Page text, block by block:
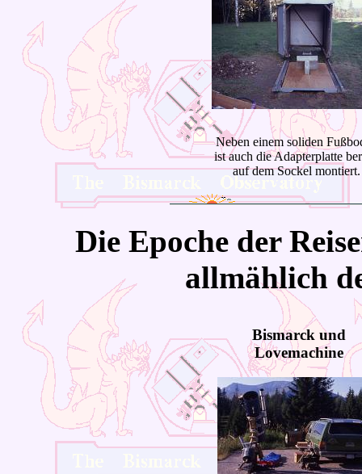
Neben einem soliden
ist auch die Adapterplatte
auf dem Sockel montiert.
Die Epoche der
allmählich
Bismarck und
Lovemachine